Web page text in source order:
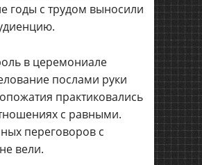
годы с трудом выносили
в церемониале
послами руки
практиковались
с равными.
переговоров с
вели.